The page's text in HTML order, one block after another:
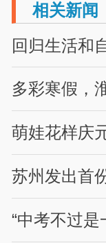
相关新闻
回归生活和
多彩寒假，
萌娃花样庆
苏州发出首
“中考不过是